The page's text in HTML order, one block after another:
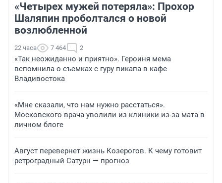
«Четырех мужей потеряла»: Прохор
Шаляпин проболтался о новой
возлюбленной
22 часа 7 464 2
«Так неожиданно и приятно». Героиня мема
вспомнила о съемках с гуру пикапа в кафе
Владивостока
«Мне сказали, что нам нужно расстаться».
Московского врача уволили из клиники из-за мата в
личном блоге
Август перевернет жизнь Козерогов. К чему готовит
ретроградный Сатурн — прогноз